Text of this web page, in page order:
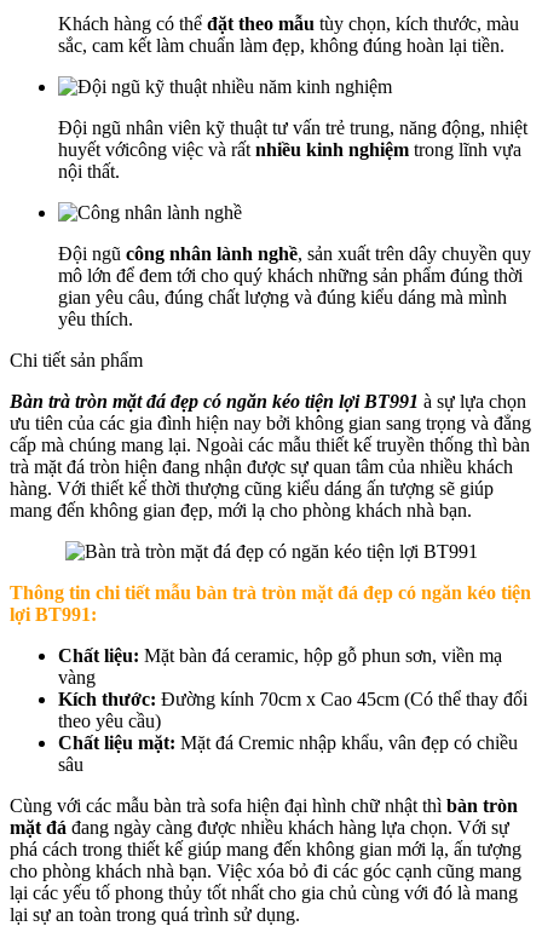
Khách hàng có thể đặt theo mẫu tùy chọn, kích thước, màu
sắc, cam kết làm chuẩn làm đẹp, không đúng hoàn lại tiền.
Đội ngũ nhân viên kỹ thuật tư vấn trẻ trung, năng động, nhiệt
huyết vớicông việc và rất nhiều kinh nghiệm trong lĩnh vựa
nội thất.
Đội ngũ công nhân lành nghề, sản xuất trên dây chuyền quy
mô lớn để đem tới cho quý khách những sản phẩm đúng thời
gian yêu câu, đúng chất lượng và đúng kiểu dáng mà mình
yêu thích.
Chi tiết sản phẩm
Bàn trà tròn mặt đá đẹp có ngăn kéo tiện lợi BT991 à sự lựa chọn
ưu tiên của các gia đình hiện nay bởi không gian sang trọng và đẳng
cấp mà chúng mang lại. Ngoài các mẫu thiết kế truyền thống thì bàn
trà mặt đá tròn hiện đang nhận được sự quan tâm của nhiều khách
hàng. Với thiết kế thời thượng cũng kiểu dáng ấn tượng sẽ giúp
mang đến không gian đẹp, mới lạ cho phòng khách nhà bạn.
Thông tin chi tiết mẫu bàn trà tròn mặt đá đẹp có ngăn kéo tiện
lợi BT991:
Chất liệu: Mặt bàn đá ceramic, hộp gỗ phun sơn, viền mạ
vàng
Kích thước: Đường kính 70cm x Cao 45cm (Có thể thay đổi
theo yêu cầu)
Chất liệu mặt: Mặt đá Cremic nhập khẩu, vân đẹp có chiều
sâu
Cùng với các mẫu bàn trà sofa hiện đại hình chữ nhật thì bàn tròn
mặt đá đang ngày càng được nhiều khách hàng lựa chọn. Với sự
phá cách trong thiết kế giúp mang đến không gian mới lạ, ấn tượng
cho phòng khách nhà bạn. Việc xóa bỏ đi các góc cạnh cũng mang
lại các yếu tố phong thủy tốt nhất cho gia chủ cùng với đó là mang
lại sự an toàn trong quá trình sử dụng.